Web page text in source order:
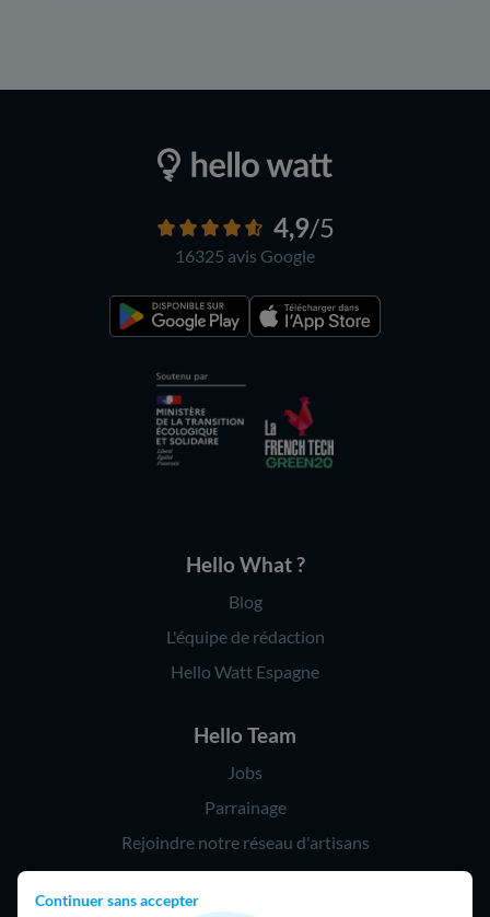
Continuer sans accepter
4,9/5
16325 avis Google
Hello What ?
Blog
L'équipe de rédaction
Hello Watt Espagne
Hello Team
Jobs
Parrainage
Rejoindre notre réseau d'artisans
Hello !